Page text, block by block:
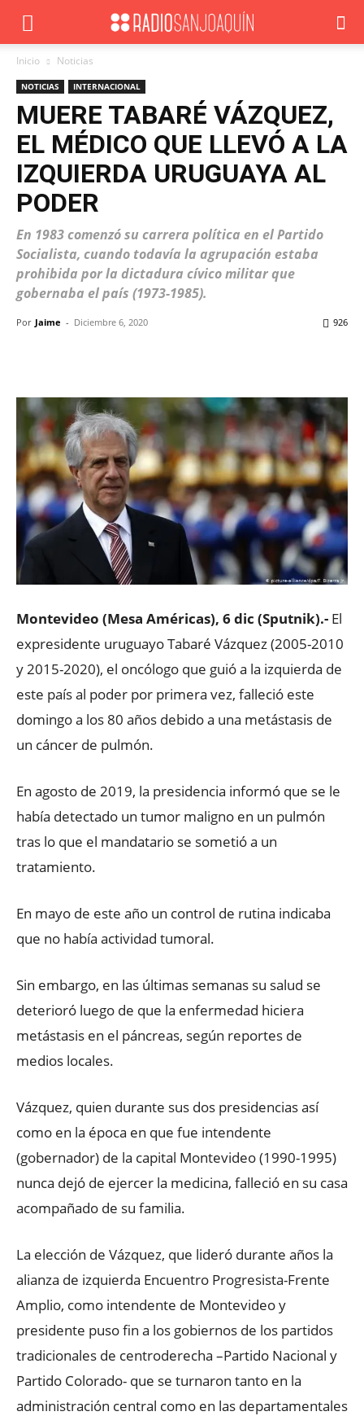
Inicio Noticias
NOTICIAS INTERNACIONAL
MUERE TABARÉ VÁZQUEZ,
EL MÉDICO QUE LLEVÓ A LA
IZQUIERDA URUGUAYA AL
PODER
En 1983 comenzó su carrera política en el Partido
Socialista, cuando todavía la agrupación estaba
prohibida por la dictadura cívico militar que
gobernaba el país (1973-1985).
Por Jaime - Diciembre 6, 2020 926
Montevideo (Mesa Américas), 6 dic (Sputnik).- El
expresidente uruguayo Tabaré Vázquez (2005-2010
y 2015-2020), el oncólogo que guió a la izquierda de
este país al poder por primera vez, falleció este
domingo a los 80 años debido a una metástasis de
un cáncer de pulmón.
En agosto de 2019, la presidencia informó que se le
había detectado un tumor maligno en un pulmón
tras lo que el mandatario se sometió a un
tratamiento.
En mayo de este año un control de rutina indicaba
que no había actividad tumoral.
Sin embargo, en las últimas semanas su salud se
deterioró luego de que la enfermedad hiciera
metástasis en el páncreas, según reportes de
medios locales.
Vázquez, quien durante sus dos presidencias así
como en la época en que fue intendente
(gobernador) de la capital Montevideo (1990-1995)
nunca dejó de ejercer la medicina, falleció en su casa
acompañado de su familia.
La elección de Vázquez, que lideró durante años la
alianza de izquierda Encuentro Progresista-Frente
Amplio, como intendente de Montevideo y
presidente puso fin a los gobiernos de los partidos
tradicionales de centroderecha –Partido Nacional y
Partido Colorado- que se turnaron tanto en la
administración central como en las departamentales